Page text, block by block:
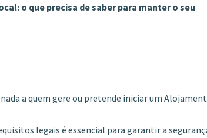
o que precisa de saber para manter o seu
a quem gere ou pretende iniciar um
legais é essencial para garantir a